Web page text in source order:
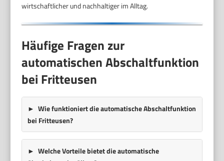
wirtschaftlicher und nachhaltiger im Alltag.
Häufige Fragen zur
automatischen Abschaltfunktion
bei Fritteusen
Wie funktioniert die automatische Abschaltfunktion
bei Fritteusen?
Welche Vorteile bietet die automatische